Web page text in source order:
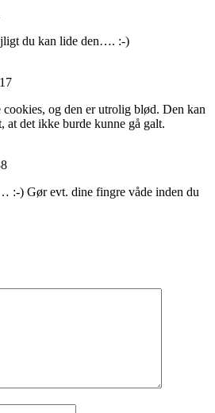
du kan lide den…. :-)
og den er utrolig blød. Den kan
at det ikke burde kunne gå galt.
:-) Gør evt. dine fingre våde inden du